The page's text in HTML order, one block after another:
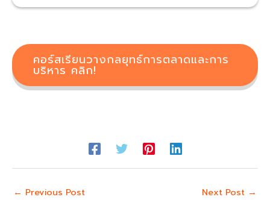
คอร์สเรียนวางกลยุทธ์การตลาดและการ
บริหาร คลิก!
← Previous Post Next Post →